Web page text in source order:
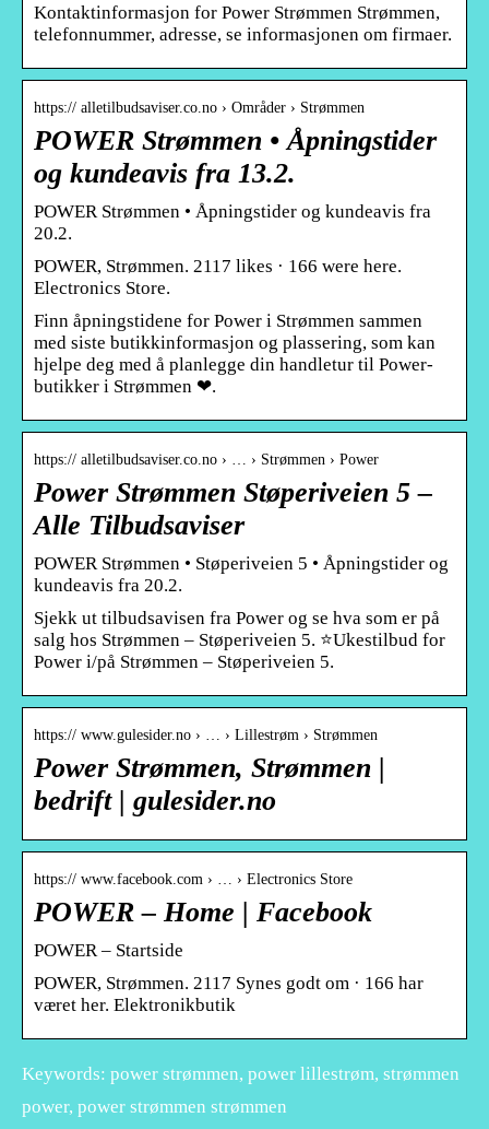
Kontaktinformasjon for Power Strømmen Strømmen,
telefonnummer, adresse, se informasjonen om firmaer.
https:// alletilbudsaviser.co.no › Områder › Strømmen
POWER Strømmen • Åpningstider
og kundeavis fra 13.2.
POWER Strømmen • Åpningstider og kundeavis fra
20.2.
POWER, Strømmen. 2117 likes · 166 were here.
Electronics Store.
Finn åpningstidene for Power i Strømmen sammen
med siste butikkinformasjon og plassering, som kan
hjelpe deg med å planlegge din handletur til Power-
butikker i Strømmen ❤.
https:// alletilbudsaviser.co.no › … › Strømmen › Power
Power Strømmen Støperiveien 5 –
Alle Tilbudsaviser
POWER Strømmen • Støperiveien 5 • Åpningstider og
kundeavis fra 20.2.
Sjekk ut tilbudsavisen fra Power og se hva som er på
salg hos Strømmen – Støperiveien 5. ⭐Ukestilbud for
Power i/på Strømmen – Støperiveien 5.
https:// www.gulesider.no › … › Lillestrøm › Strømmen
Power Strømmen, Strømmen |
bedrift | gulesider.no
https:// www.facebook.com › … › Electronics Store
POWER – Home | Facebook
POWER – Startside
POWER, Strømmen. 2117 Synes godt om · 166 har
været her. Elektronikbutik
Keywords: power strømmen, power lillestrøm, strømmen
power, power strømmen strømmen